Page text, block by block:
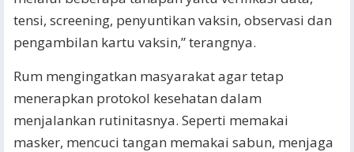
tensi, screening, penyuntikan vaksin, observasi dan
pengambilan kartu vaksin,” terangnya.
Rum mengingatkan masyarakat agar tetap
menerapkan protokol kesehatan dalam
menjalankan rutinitasnya. Seperti memakai
masker, mencuci tangan memakai sabun, menjaga